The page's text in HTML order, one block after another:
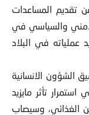
تقديم المساعدات
والسياسي في
عملياته في البلاد
الشؤون الانسانية
تأثر مايزيد
الغذائي، وسيصاب